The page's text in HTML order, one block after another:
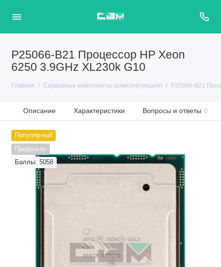
P25066-B21 Процессор HP Xeon
6250 3.9GHz XL230k G10
Главная Серверные компоненты (комплектующие) P25066-B21
Описание Характеристики Вопросы и ответы 0
Популярный
Предзаказ
Баллы: 5058